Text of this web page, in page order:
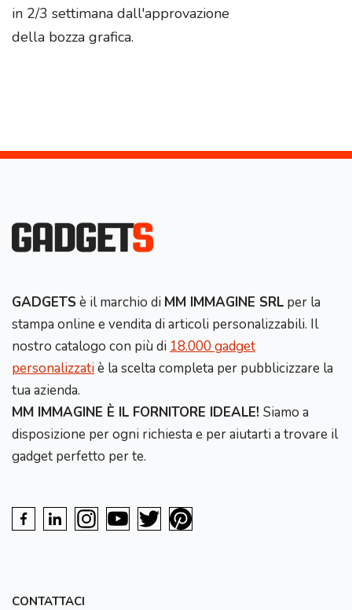
in 2/3 settimana dall'approvazione
della bozza grafica.
GADGETS è il marchio di MM IMMAGINE SRL per la
stampa online e vendita di articoli personalizzabili. Il
nostro catalogo con più di 18.000 gadget
personalizzatiè la scelta completa per pubblicizzare la
tua azienda.
MM IMMAGINE È IL FORNITORE IDEALE! Siamo a
disposizione per ogni richiesta e per aiutarti a trovare il
gadget perfetto per te.
CONTATTACI